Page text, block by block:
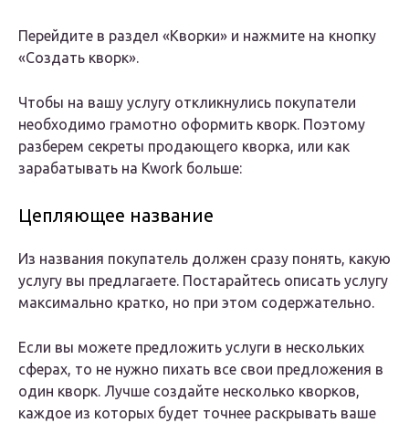
Перейдите в раздел «Кворки» и нажмите на кнопку
«Создать кворк».
Чтобы на вашу услугу откликнулись покупатели
необходимо грамотно оформить кворк. Поэтому
разберем секреты продающего кворка, или как
зарабатывать на Kwork больше:
Цепляющее название
Из названия покупатель должен сразу понять, какую
услугу вы предлагаете. Постарайтесь описать услугу
максимально кратко, но при этом содержательно.
Если вы можете предложить услуги в нескольких
сферах, то не нужно пихать все свои предложения в
один кворк. Лучше создайте несколько кворков,
каждое из которых будет точнее раскрывать ваше